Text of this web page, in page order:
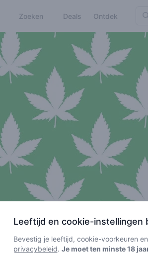
Zoeken Deals Ontdek
Leeftijd en cookie-instellingen
Bevestig je leeftijd, cookie-voorkeuren
privacybeleid. Je moet ten minste 18